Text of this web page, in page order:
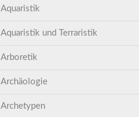
Aquaristik
Aquaristik und Terraristik
Arboretik
Archäologie
Archetypen